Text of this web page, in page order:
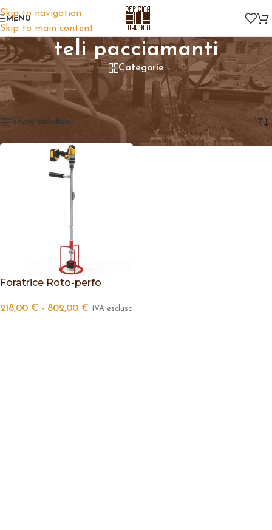
Skip to navigation
Skip to main content
MENU
teli pacciamanti
Categorie
Home/Prodotti taggati “teli pacciamanti”
Visualizzazione del risultato
Show sidebar
Foratrice Roto-perfo
218,00 € - 802,00 € IVA esclusa